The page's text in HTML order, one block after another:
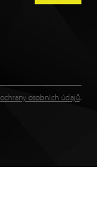
osobních údajů.